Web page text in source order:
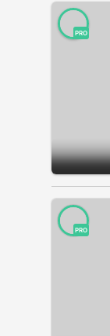
PRO
PRO